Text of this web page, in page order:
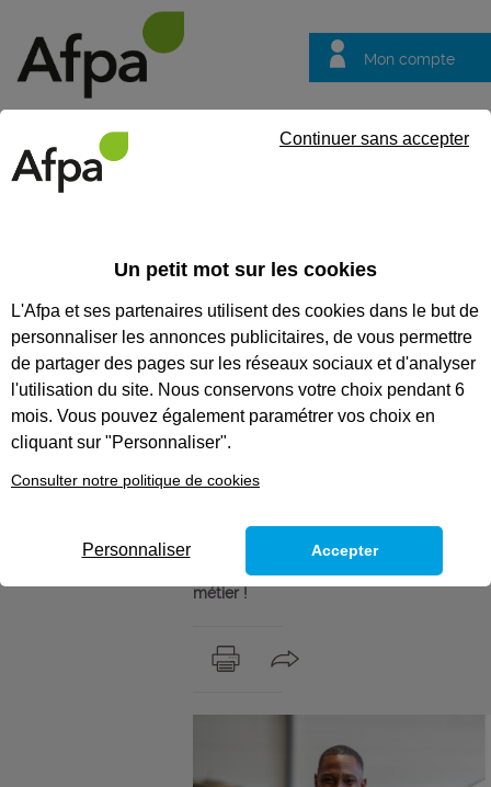
Mon compte
questions
Fil info
Feu Vert recrute et
forme avec l'Afpa et
France Travail ses
futurs mécaniciens
service rapide (H/F)
avec un CDI à la clé
Vous aimez l’automobile, faites-en votre
métier !
Un petit mot sur les cookies
L'Afpa et ses partenaires utilisent des cookies dans le but de
personnaliser les annonces publicitaires, de vous permettre
de partager des pages sur les réseaux sociaux et d'analyser
l'utilisation du site. Nous conservons votre choix pendant 6
mois. Vous pouvez également paramétrer vos choix en
cliquant sur "Personnaliser".
Consulter notre politique de cookies
Continuer sans accepter
Personnaliser Accepter